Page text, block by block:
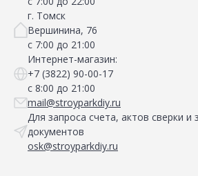
г. Томск
Вершинина, 76
с 7:00 до 21:00
Интернет-магазин:
+7 (3822) 90-00-17
с 8:00 до 21:00
mail@stroyparkdiy.ru
Для запроса счета, актов сверки
документов
osk@stroyparkdiy.ru